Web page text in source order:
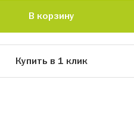
В корзину
Купить в 1 клик